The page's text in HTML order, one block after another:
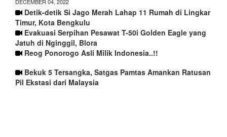
Detik-detik Si Jago Merah Lahap 11 Rumah di Lingkar
Timur, Kota Bengkulu
Evakuasi Serpihan Pesawat T-50i Golden Eagle yang
Jatuh di Nginggil, Blora
Reog Ponorogo Asli Milik Indonesia..!!
Bekuk 5 Tersangka, Satgas Pamtas Amankan Ratusan
Pil Ekstasi dari Malaysia